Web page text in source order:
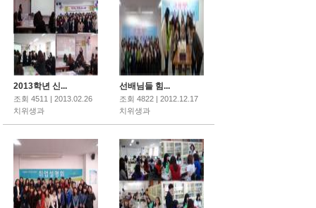
2013학년 신...
조회 4511 | 2013.02.26
치위생과
선배님들 힘...
조회 4822 | 2012.12.17
치위생과